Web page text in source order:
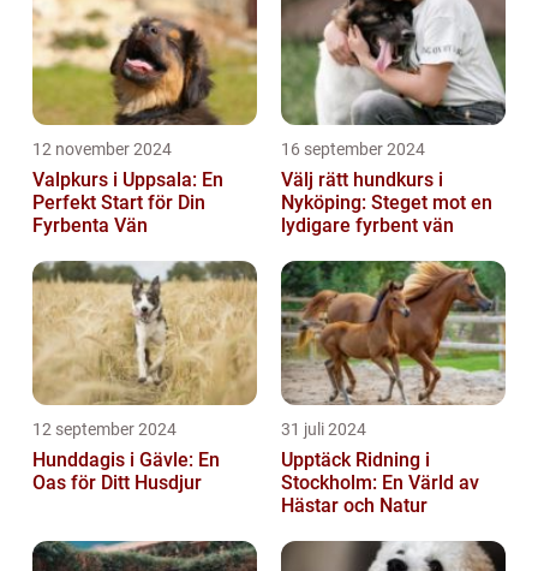
12 november 2024
Valpkurs i Uppsala: En
Perfekt Start för Din
Fyrbenta Vän
16 september 2024
Välj rätt hundkurs i
Nyköping: Steget mot en
lydigare fyrbent vän
12 september 2024
Hunddagis i Gävle: En
Oas för Ditt Husdjur
31 juli 2024
Upptäck Ridning i
Stockholm: En Värld av
Hästar och Natur